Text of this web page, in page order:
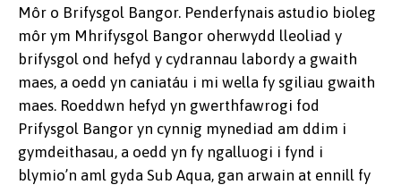
Môr o Brifysgol Bangor. Penderfynais astudio bioleg
môr ym Mhrifysgol Bangor oherwydd lleoliad y
brifysgol ond hefyd y cydrannau labordy a gwaith
maes, a oedd yn caniatáu i mi wella fy sgiliau gwaith
maes. Roeddwn hefyd yn gwerthfawrogi fod
Prifysgol Bangor yn cynnig mynediad am ddim i
gymdeithasau, a oedd yn fy ngalluogi i fynd i
blymio’n aml gyda Sub Aqua, gan arwain at ennill fy